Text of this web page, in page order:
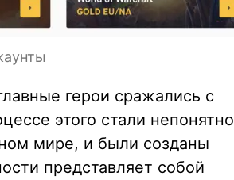
герои сражались с
этого стали непонятно
мире, и были созданы
представляет собой